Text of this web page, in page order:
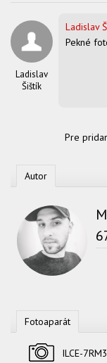
Ladislav
Šištík
Ladislav
Pekné
Pre
Autor
Fotoaparát
ILCE-